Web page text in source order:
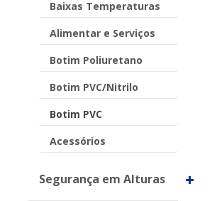
Baixas Temperaturas
Alimentar e Serviços
Botim Poliuretano
Botim PVC/Nitrilo
Botim PVC
Acessórios
Segurança em Alturas